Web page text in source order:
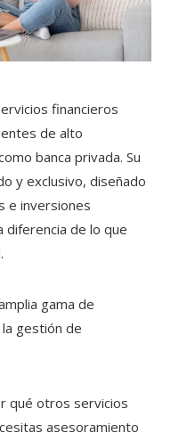
financieros
de alto
banca privada. Su
y exclusivo, diseñado
e inversiones
diferencia de lo que
gama de
gestión de
qué otros servicios
asesoramiento